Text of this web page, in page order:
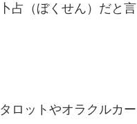
占（ぼくせん）だと言
ロットやオラクルカー